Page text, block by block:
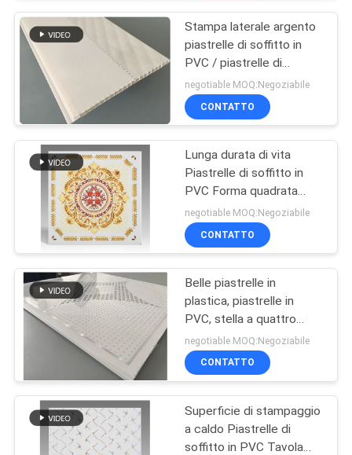
Stampa laterale argento
piastrelle di soffitto in
PVC / piastrelle di
soffitto rivestite in
plastica durevole
negotiable MOQ:Negoziabile
CONTATTO
Lunga durata di vita
Piastrelle di soffitto in
PVC Forma quadrata
Resistenza all'umidità
negotiable MOQ:Negoziabile
CONTATTO
Belle piastrelle in
plastica, piastrelle in
PVC, stella a quattro
punte.
negotiable MOQ:Negoziabile
CONTATTO
Superficie di stampaggio
a caldo Piastrelle di
soffitto in PVC Tavola